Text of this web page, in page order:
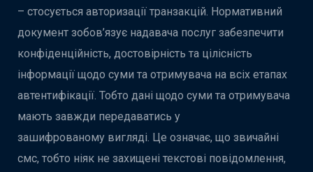
– стосується авторизації транзакцій. Нормативний
документ зобов’язує надавача послуг забезпечити
конфіденційність, достовірність та цілісність
інформації щодо суми та отримувача на всіх етапах
автентифікації. Тобто дані щодо суми та отримувача
мають завжди передаватись у
зашифрованому вигляді. Це означає, що звичайні
смс, тобто ніяк не захищені текстові повідомлення,